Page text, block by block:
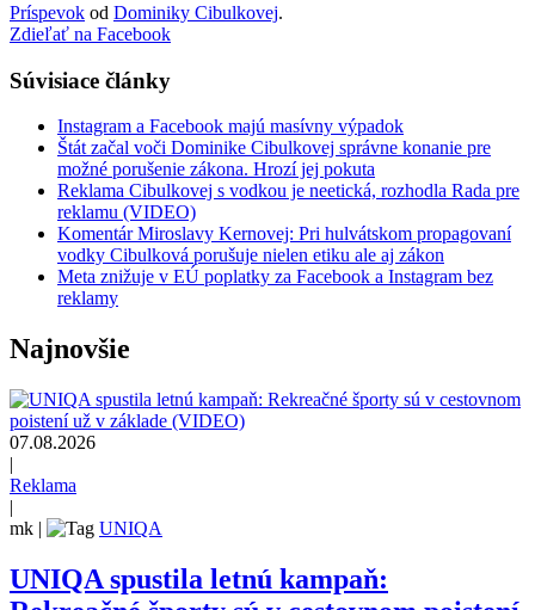
Príspevok od Dominiky Cibulkovej.
Zdieľať na Facebook
Súvisiace články
Instagram a Facebook majú masívny výpadok
Štát začal voči Dominike Cibulkovej správne konanie pre
možné porušenie zákona. Hrozí jej pokuta
Reklama Cibulkovej s vodkou je neetická, rozhodla Rada pre
reklamu (VIDEO)
Komentár Miroslavy Kernovej: Pri hulvátskom propagovaní
vodky Cibulková porušuje nielen etiku ale aj zákon
Meta znižuje v EÚ poplatky za Facebook a Instagram bez
reklamy
Najnovšie
07.08.2026
|
Reklama
|
mk | UNIQA
UNIQA spustila letnú kampaň: